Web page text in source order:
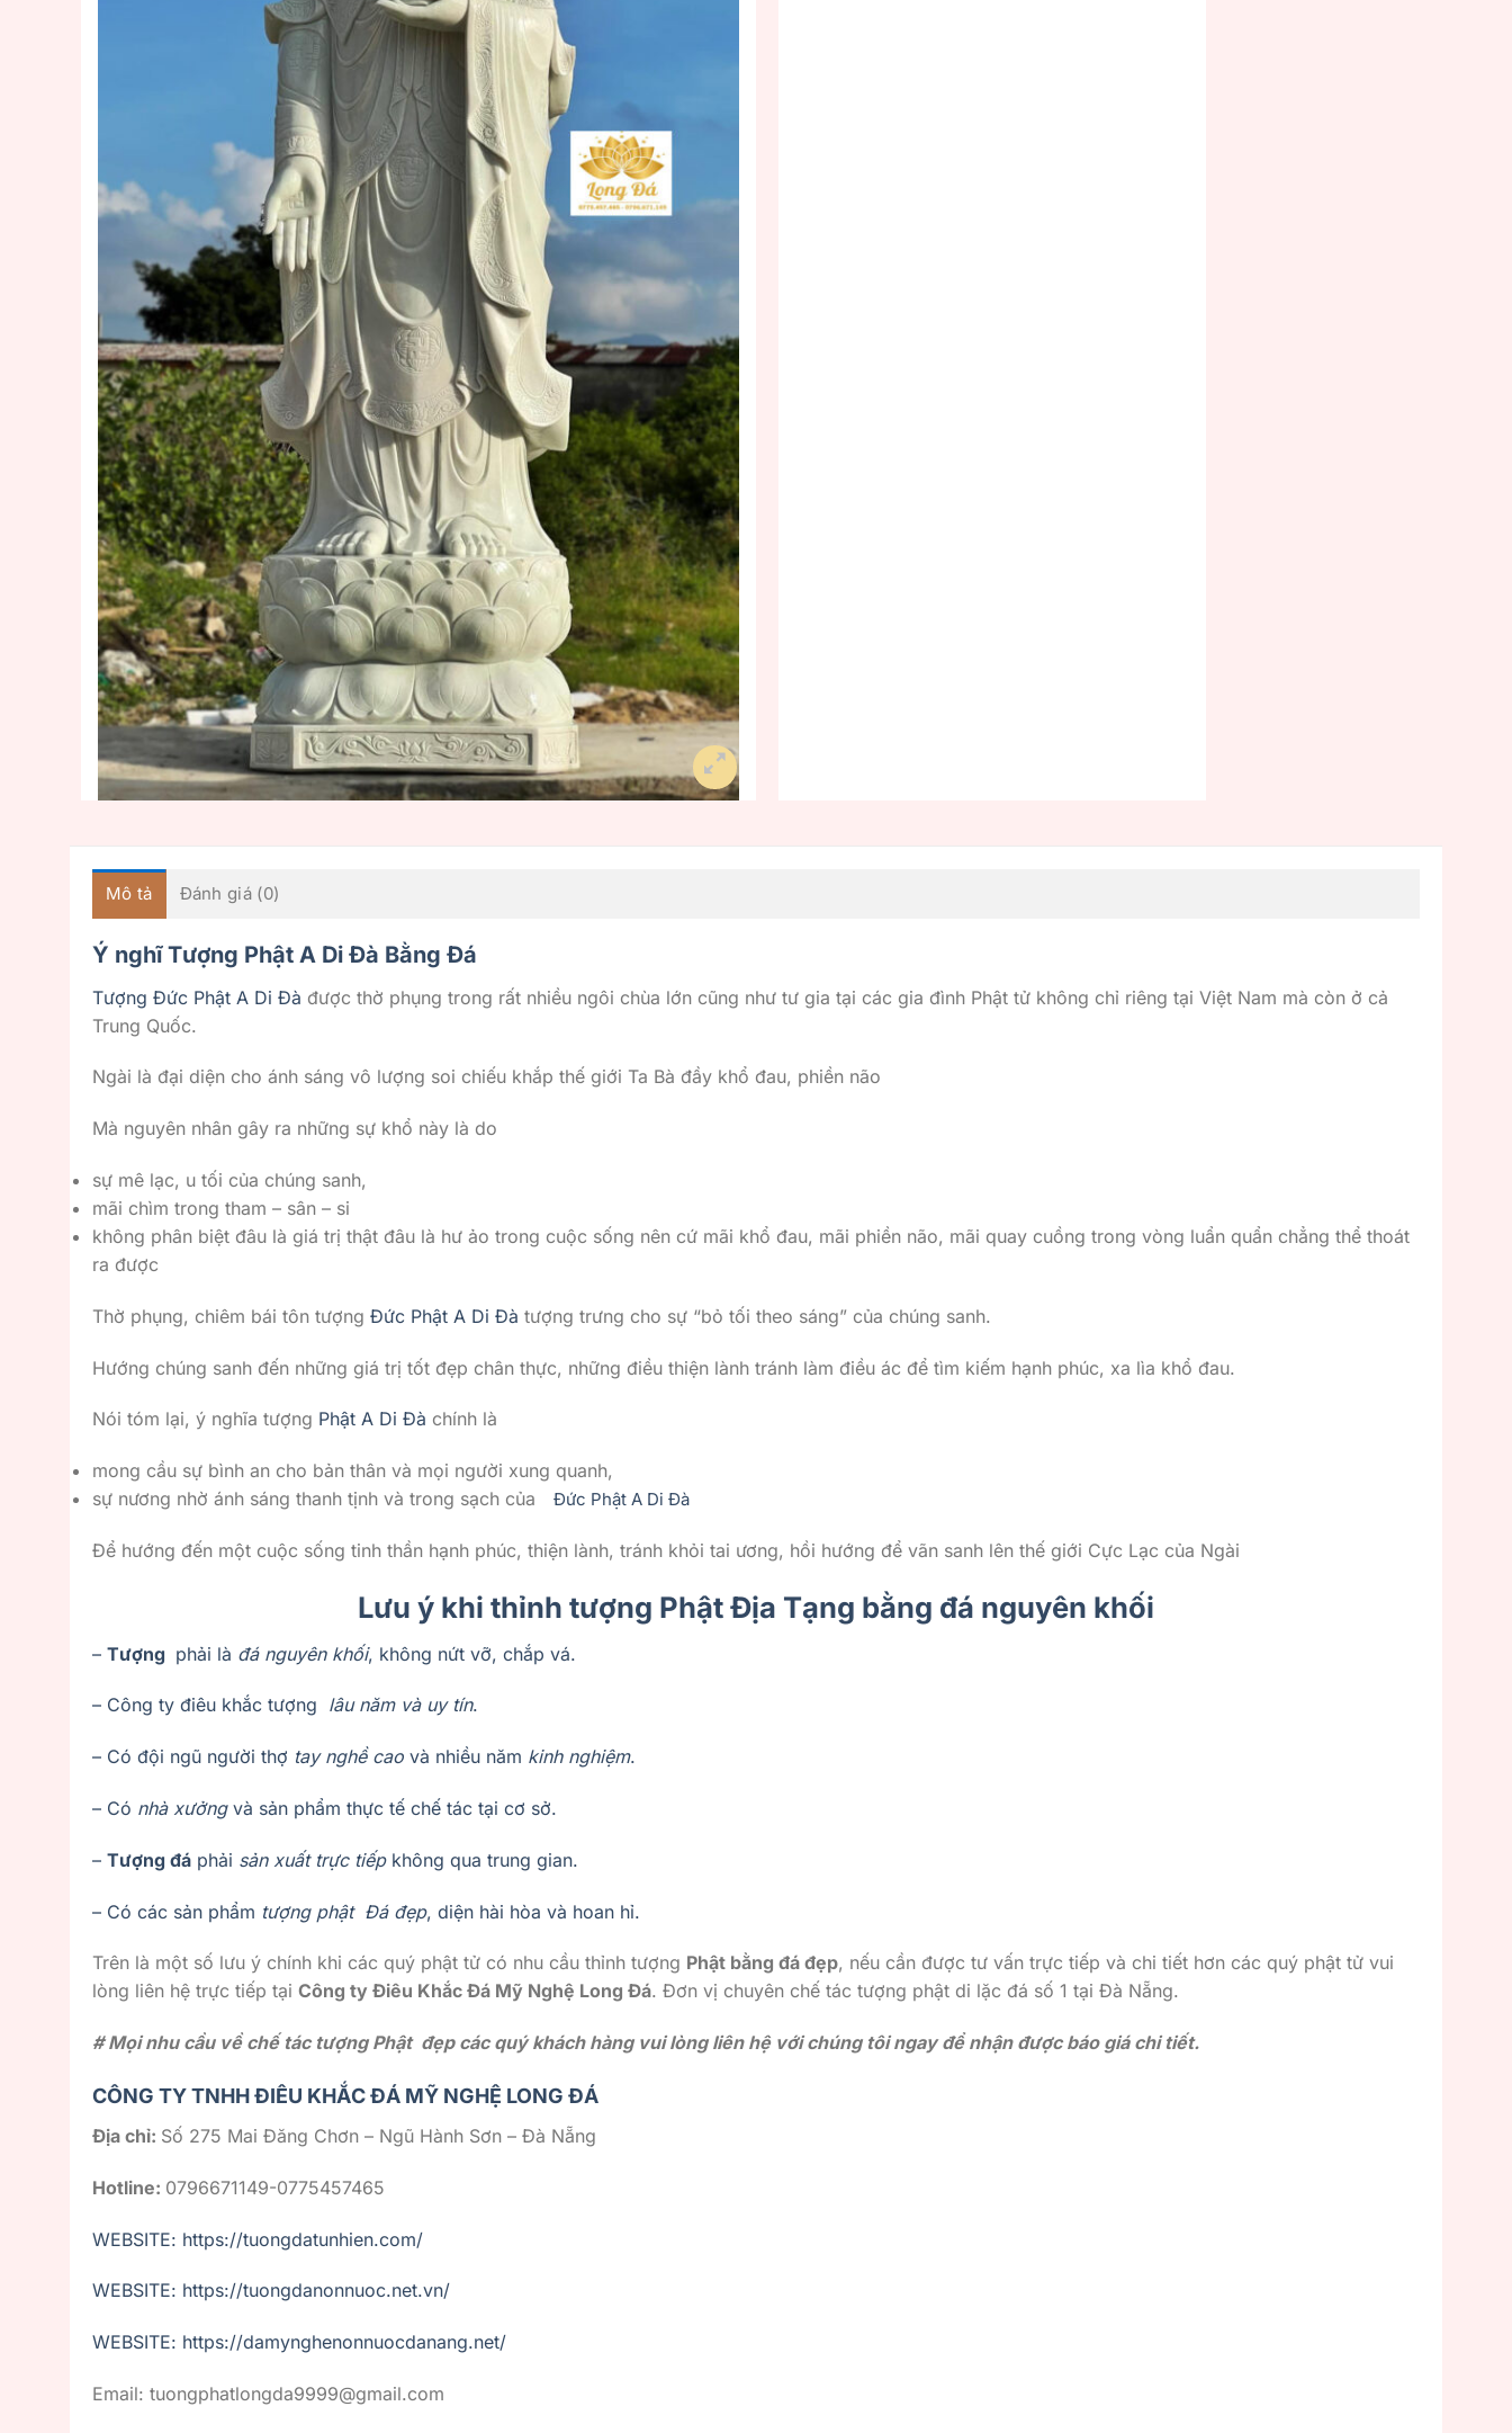
Mô tả Đánh giá (0)
Ý nghĩ Tượng Phật A Di Đà Bằng Đá
Tượng Đức Phật A Di Đà được thờ phụng trong rất nhiều ngôi chùa lớn cũng như tư gia tại các gia đình Phật tử không chỉ riêng tại Việt Nam mà còn ở cả
Trung Quốc.
Ngài là đại diện cho ánh sáng vô lượng soi chiếu khắp thế giới Ta Bà đầy khổ đau, phiền não
Mà nguyên nhân gây ra những sự khổ này là do
sự mê lạc, u tối của chúng sanh,
mãi chìm trong tham – sân – si
không phân biệt đâu là giá trị thật đâu là hư ảo trong cuộc sống nên cứ mãi khổ đau, mãi phiền não, mãi quay cuồng trong vòng luẩn quẩn chẳng thể thoát
ra được
Thờ phụng, chiêm bái tôn tượng Đức Phật A Di Đà tượng trưng cho sự “bỏ tối theo sáng” của chúng sanh.
Hướng chúng sanh đến những giá trị tốt đẹp chân thực, những điều thiện lành tránh làm điều ác để tìm kiếm hạnh phúc, xa lìa khổ đau.
Nói tóm lại, ý nghĩa tượng Phật A Di Đà chính là
mong cầu sự bình an cho bản thân và mọi người xung quanh,
sự nương nhờ ánh sáng thanh tịnh và trong sạch của
Đức Phật A Di Đà
Để hướng đến một cuộc sống tinh thần hạnh phúc, thiện lành, tránh khỏi tai ương, hồi hướng để vãn sanh lên thế giới Cực Lạc của Ngài
Lưu ý khi thỉnh tượng Phật Địa Tạng bằng đá nguyên khối
– Tượng phải là đá nguyên khối, không nứt vỡ, chắp vá.
– Công ty điêu khắc tượng lâu năm và uy tín.
– Có đội ngũ người thợ tay nghề cao và nhiều năm kinh nghiệm.
– Có nhà xưởngvà sản phẩm thực tế chế tác tại cơ sở.
– Tượng đá phải sản xuất trực tiếpkhông qua trung gian.
– Có các sản phẩm tượng phật Đá đẹp, diện hài hòa và hoan hỉ.
Trên là một số lưu ý chính khi các quý phật tử có nhu cầu thỉnh tượng Phật bằng đá đẹp, nếu cần được tư vấn trực tiếp và chi tiết hơn các quý phật tử vui
lòng liên hệ trực tiếp tại Công ty Điêu Khắc Đá Mỹ Nghệ Long Đá. Đơn vị chuyên chế tác tượng phật di lặc đá số 1 tại Đà Nẵng.
# Mọi nhu cầu về chế tác tượng Phật đẹp các quý khách hàng vui lòng liên hệ với chúng tôi ngay để nhận được báo giá chi tiết.
CÔNG TY TNHH ĐIÊU KHẮC ĐÁ MỸ NGHỆ LONG ĐÁ
Địa chỉ: Số 275 Mai Đăng Chơn – Ngũ Hành Sơn – Đà Nẵng
Hotline: 0796671149-0775457465
WEBSITE: https://tuongdatunhien.com/
WEBSITE: https://tuongdanonnuoc.net.vn/
WEBSITE: https://damynghenonnuocdanang.net/
Email: tuongphatlongda9999@gmail.com